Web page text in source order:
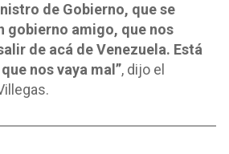
de Gobierno, que se
gobierno amigo, que nos
de acá de Venezuela. Está
nos vaya mal”, dijo el